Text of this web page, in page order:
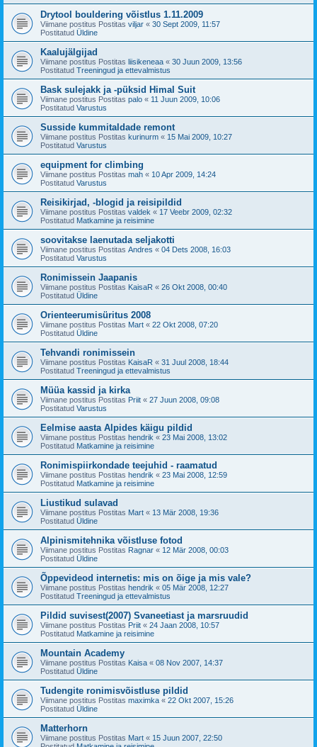
Drytool bouldering võistlus 1.11.2009
Viimane postitus Postitas viljar « 30 Sept 2009, 11:57
Postitatud Üldine
Kaalujälgijad
Viimane postitus Postitas liisikeneaa « 30 Juun 2009, 13:56
Postitatud Treeningud ja ettevalmistus
Bask sulejakk ja -püksid Himal Suit
Viimane postitus Postitas palo « 11 Juun 2009, 10:06
Postitatud Varustus
Susside kummitaldade remont
Viimane postitus Postitas kurinurm « 15 Mai 2009, 10:27
Postitatud Varustus
equipment for climbing
Viimane postitus Postitas mah « 10 Apr 2009, 14:24
Postitatud Varustus
Reisikirjad, -blogid ja reisipildid
Viimane postitus Postitas valdek « 17 Veebr 2009, 02:32
Postitatud Matkamine ja reisimine
soovitakse laenutada seljakotti
Viimane postitus Postitas Andres « 04 Dets 2008, 16:03
Postitatud Varustus
Ronimissein Jaapanis
Viimane postitus Postitas KaisaR « 26 Okt 2008, 00:40
Postitatud Üldine
Orienteerumisüritus 2008
Viimane postitus Postitas Mart « 22 Okt 2008, 07:20
Postitatud Üldine
Tehvandi ronimissein
Viimane postitus Postitas KaisaR « 31 Juul 2008, 18:44
Postitatud Treeningud ja ettevalmistus
Müüa kassid ja kirka
Viimane postitus Postitas Priit « 27 Juun 2008, 09:08
Postitatud Varustus
Eelmise aasta Alpides käigu pildid
Viimane postitus Postitas hendrik « 23 Mai 2008, 13:02
Postitatud Matkamine ja reisimine
Ronimispiirkondade teejuhid - raamatud
Viimane postitus Postitas hendrik « 23 Mai 2008, 12:59
Postitatud Matkamine ja reisimine
Liustikud sulavad
Viimane postitus Postitas Mart « 13 Mär 2008, 19:36
Postitatud Üldine
Alpinismitehnika võistluse fotod
Viimane postitus Postitas Ragnar « 12 Mär 2008, 00:03
Postitatud Üldine
Õppevideod internetis: mis on õige ja mis vale?
Viimane postitus Postitas hendrik « 05 Mär 2008, 12:27
Postitatud Treeningud ja ettevalmistus
Pildid suvisest(2007) Svaneetiast ja marsruudid
Viimane postitus Postitas Priit « 24 Jaan 2008, 10:57
Postitatud Matkamine ja reisimine
Mountain Academy
Viimane postitus Postitas Kaisa « 08 Nov 2007, 14:37
Postitatud Üldine
Tudengite ronimisvõistluse pildid
Viimane postitus Postitas maximka « 22 Okt 2007, 15:26
Postitatud Üldine
Matterhorn
Viimane postitus Postitas Mart « 15 Juun 2007, 22:50